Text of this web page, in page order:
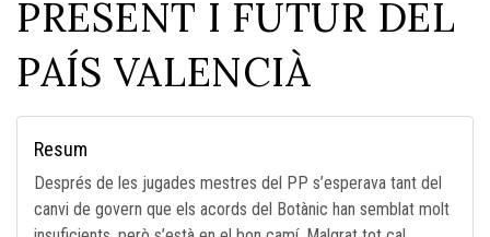
PRESENT I FUTUR DEL
PAÍS VALENCIÀ
Resum
Després de les jugades mestres del PP s’esperava tant del
canvi de govern que els acords del Botànic han semblat molt